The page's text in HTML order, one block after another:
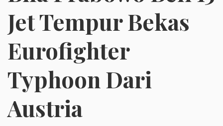
Jet Tempur Bekas
Eurofighter
Typhoon Dari
Austria